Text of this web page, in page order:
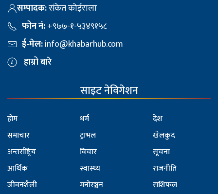
सम्पादक:संकेत कोईराला
फोन नं:+९७७-१-५३४९१५८
ई-मेल:info@khabarhub.com
हाम्रो बारे
साइट नेविगेशन
होम
समाचार
अन्तर्राष्ट्रिय
आर्थिक
जीवनशैली
धर्म
ट्राभल
विचार
स्वास्थ्य
मनोरञ्जन
देश
खेलकुद
सूचना
राजनीति
राशिफल